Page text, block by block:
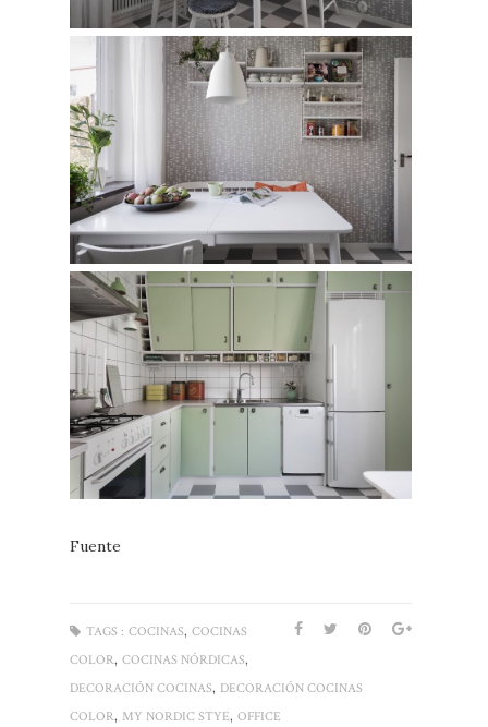
Fuente
TAGS : COCINAS, COCINAS
COLOR, COCINAS NÓRDICAS,
DECORACIÓN COCINAS, DECORACIÓN COCINAS
COLOR, MY NORDIC STYE, OFFICE